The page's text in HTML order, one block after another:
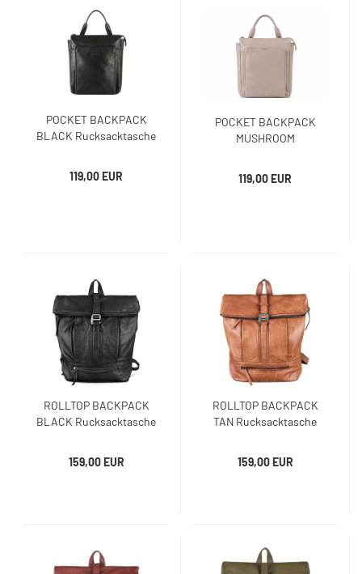
POCKET BACKPACK
BLACK Rucksacktasche
119,00 EUR
POCKET BACKPACK
MUSHROOM
119,00 EUR
ROLLTOP BACKPACK
BLACK Rucksacktasche
159,00 EUR
ROLLTOP BACKPACK
TAN Rucksacktasche
159,00 EUR